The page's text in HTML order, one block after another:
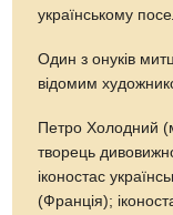
українському
Один з онуків
відомим
Петро Холодний
творець
іконостас
(Франція);